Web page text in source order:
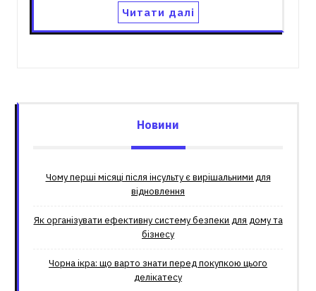
Читати далі
Новини
Чому перші місяці після інсульту є вирішальними для
відновлення
Як організувати ефективну систему безпеки для дому та
бізнесу
Чорна ікра: що варто знати перед покупкою цього
делікатесу